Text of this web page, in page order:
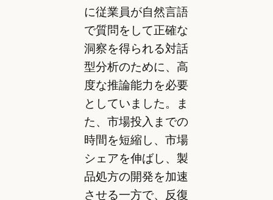
に従業員が自然言語
で質問をして正確な
洞察を得られる対話
型分析のために、高
度な推論能力を必要
としていました。ま
た、市場投入までの
時間を短縮し、市場
シェアを伸ばし、製
品処方の開発を加速
させる一方で、反復